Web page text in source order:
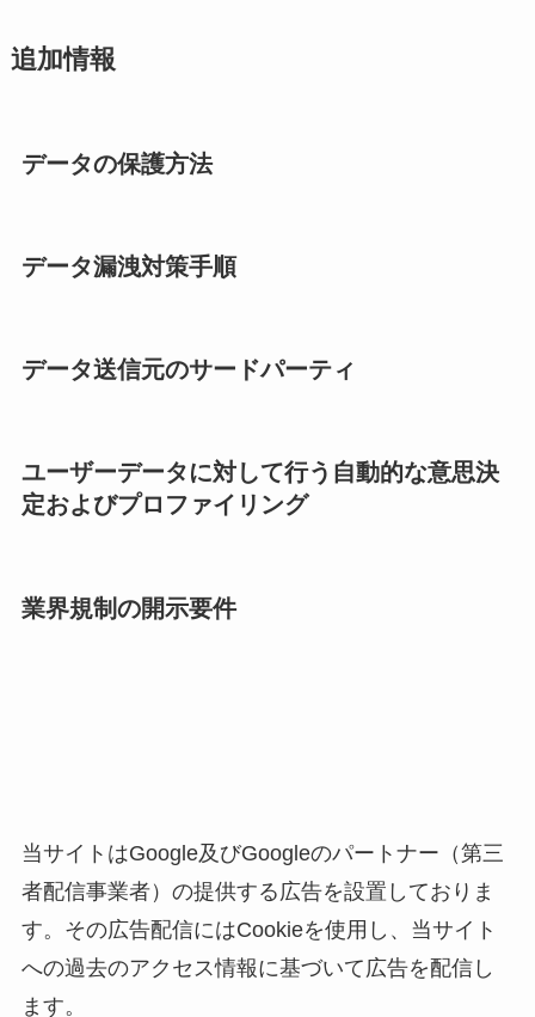
追加情報
データの保護方法
データ漏洩対策手順
データ送信元のサードパーティ
ユーザーデータに対して行う自動的な意思決
定およびプロファイリング
業界規制の開示要件
当サイトはGoogle及びGoogleのパートナー（第三
者配信事業者）の提供する広告を設置しておりま
す。その広告配信にはCookieを使用し、当サイト
への過去のアクセス情報に基づいて広告を配信し
ます。